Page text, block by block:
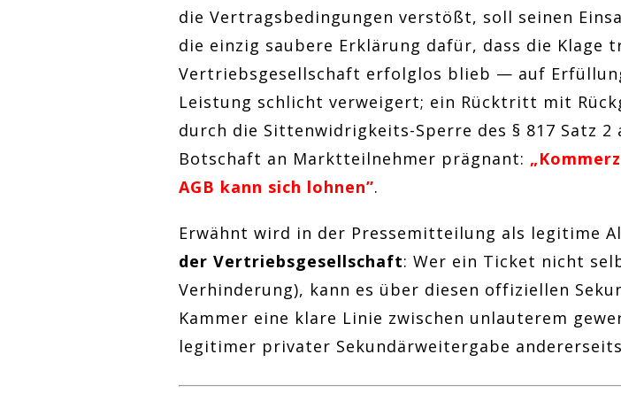
die Vertragsbedingungen verstößt, soll seinen
die einzig saubere Erklärung dafür, dass die
Vertriebsgesellschaft erfolglos blieb — auf
Leistung schlicht verweigert; ein Rücktritt mit
durch die Sittenwidrigkeits-Sperre des § 817 Satz
Botschaft an Marktteilnehmer prägnant:
AGB kann sich lohnen”.
Erwähnt wird in der Pressemitteilung als legitime
der Vertriebsgesellschaft: Wer ein Ticket nicht
Verhinderung), kann es über diesen offiziellen
Kammer eine klare Linie zwischen unlauterem
legitimer privater Sekundärweitergabe